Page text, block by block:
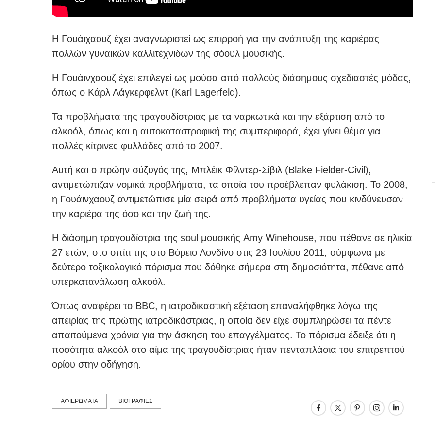
H Γουάιχαουζ έχει αναγνωριστεί ως επιρροή για την ανάπτυξη της καριέρας
πολλών γυναικών καλλιτέχνιδων της σόουλ μουσικής.
Η Γουάινχαουζ έχει επιλεγεί ως μούσα από πολλούς διάσημους σχεδιαστές μόδας,
όπως ο Κάρλ Λάγκερφελντ (Karl Lagerfeld).
Τα προβλήματα της τραγουδίστριας με τα ναρκωτικά και την εξάρτιση από το
αλκοόλ, όπως και η αυτοκαταστροφική της συμπεριφορά, έχει γίνει θέμα για
πολλές κίτρινες φυλλάδες από το 2007.
Αυτή και ο πρώην σύζυγός της, Μπλέικ Φίλντερ-Σίβιλ (Blake Fielder-Civil),
αντιμετώπιζαν νομικά προβλήματα, τα οποία του προέβλεπαν φυλάκιση. Το 2008,
η Γουάινχαουζ αντιμετώπισε μία σειρά από προβλήματα υγείας που κινδύνευσαν
την καριέρα της όσο και την ζωή της.
H διάσημη τραγουδίστρια της soul μουσικής Amy Winehouse, που πέθανε σε ηλικία
27 ετών, στο σπίτι της στο Βόρειο Λονδίνο στις 23 Ιουλίου 2011, σύμφωνα με
δεύτερο τοξικολογικό πόρισμα που δόθηκε σήμερα στη δημοσιότητα, πέθανε από
υπερκατανάλωση αλκοόλ.
Όπως αναφέρει το BBC, η ιατροδικαστική εξέταση επαναλήφθηκε λόγω της
απειρίας της πρώτης ιατροδικάστριας, η οποία δεν είχε συμπληρώσει τα πέντε
απαιτούμενα χρόνια για την άσκηση του επαγγέλματος. Το πόρισμα έδειξε ότι η
ποσότητα αλκοόλ στο αίμα της τραγουδίστριας ήταν πενταπλάσια του επιτρεπτού
ορίου στην οδήγηση.
ΑΦΙΕΡΩΜΑΤΑ ΒΙΟΓΡΑΦΙΕΣ